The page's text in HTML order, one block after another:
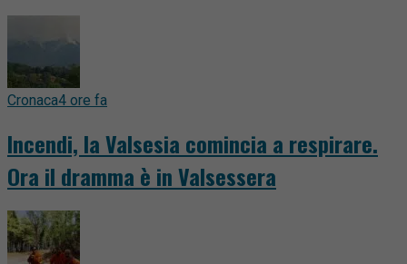
Cronaca4 ore fa
Incendi, la Valsesia comincia a respirare.
Ora il dramma è in Valsessera